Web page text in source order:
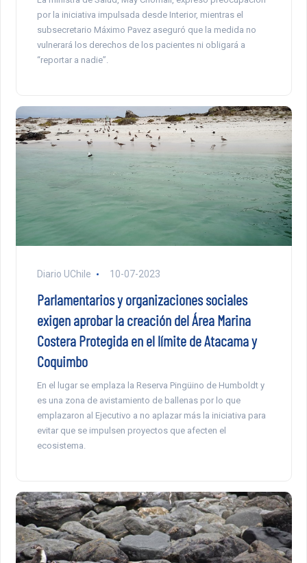
por la iniciativa impulsada desde Interior, mientras el
subsecretario Máximo Pavez aseguró que la medida no
vulnerará los derechos de los pacientes ni obligará a
“reportar a nadie”.
Diario UChile 10-07-2023
Parlamentarios y organizaciones sociales
exigen aprobar la creación del Área Marina
Costera Protegida en el límite de Atacama y
Coquimbo
En el lugar se emplaza la Reserva Pingüino de Humboldt y
es una zona de avistamiento de ballenas por lo que
emplazaron al Ejecutivo a no aplazar más la iniciativa para
evitar que se impulsen proyectos que afecten el
ecosistema.